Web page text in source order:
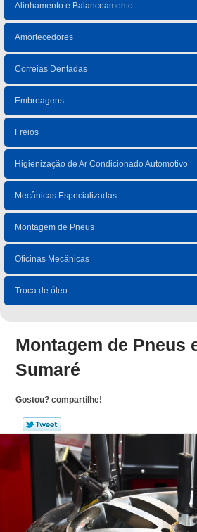
Alinhamento e Balanceamento
Amortecedores
Correias Dentadas
Embreagens
Freios
Higienização de Ar Condicionado Automotivo
Mecânicas Especializadas
Montagem de Pneus
Oficinas Mecânicas
Troca de óleo
Montagem de Pneus
Sumaré
Gostou? compartilhe!